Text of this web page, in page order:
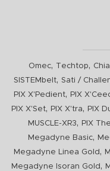
Omec, Techtop,
SISTEMbelt, Sati /
PIX X'Pedient, PIX
PIX X'Set, PIX X'tra, PIX
MUSCLE-XR3, PIX
Megadyne Basic,
Megadyne Linea Gold ,
Megadyne Isoran Gold ,